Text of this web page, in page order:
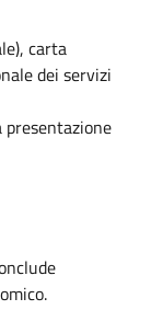
carta
dei servizi